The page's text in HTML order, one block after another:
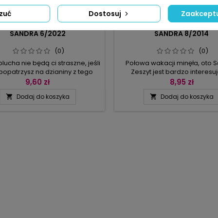
MARKA:BPV
SANDRA 6/2022
(0)
nie będą ci straszne, jeśli
na dzianiny z tego
Sandry. Proponujemy
dnia, ale dalej też
9,60 zł
 Dodaj do koszyka
MARKA:BPV
SANDRA 8/2014
(0)
Połowa wakacji minęła, oto
Zeszyt jest bardzo
przypomina wszystkim
nawet haute couture.
8,95 zł
 Dodaj do koszyka
Dostosuj